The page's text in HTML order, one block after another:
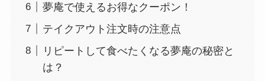
夢庵で使えるお得なクーポン！
テイクアウト注文時の注意点
リピートして食べたくなる夢庵の秘密と
は？